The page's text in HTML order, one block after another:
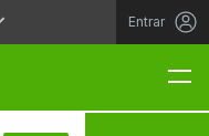
Entrar